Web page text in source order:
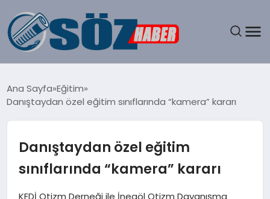
SPOR
MAGAZIN
EKONOMI
Ana Sayfa Eğitim
Danıştaydan özel eğitim sınıflarında “kamera” kararı
Danıştaydan özel eğitim
sınıflarında “kamera” kararı
KEDİ Otizm Derneği ile İnegöl Otizm Dayanışma